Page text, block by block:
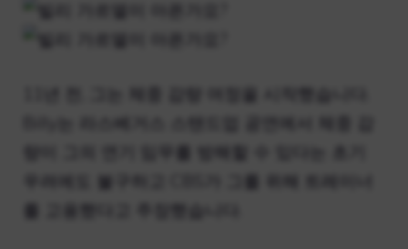
11년 전, 그는 체중 감량 여정을 시작했습니다.
량이 그의 연기 임무를 방해할 수 있다는 초기
우려에도 불구하고 CBS가 그를 위해 트레이너
를 고용했다고 주장했습니다.